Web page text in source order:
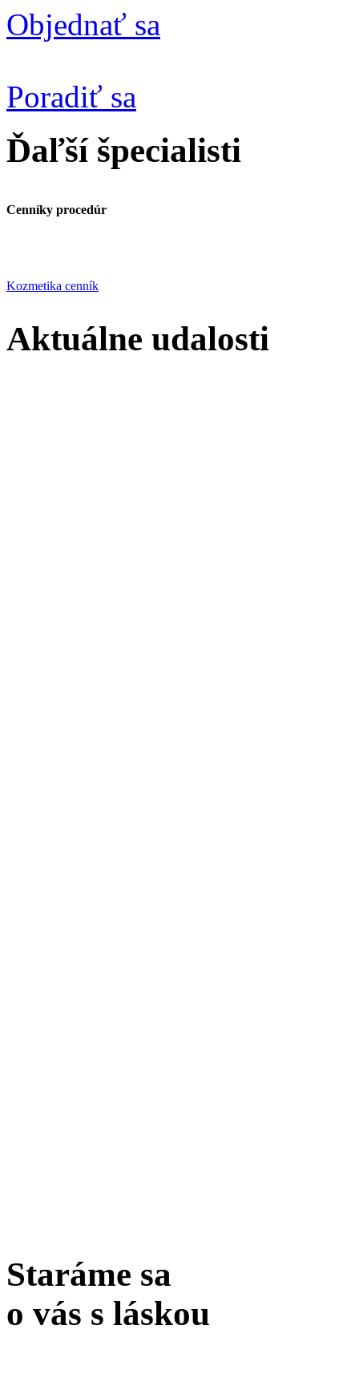
Objednať sa
Poradiť sa
Ďaľší špecialisti
Cenníky procedúr
Kozmetika cenník
Aktuálne udalosti
Staráme sa
o vás s láskou